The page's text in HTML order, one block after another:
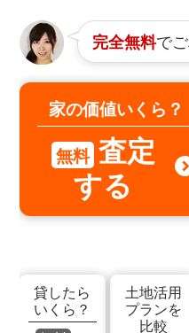
完全無料で
家の価値いくら？
無料 査定
する
貸したら
いくら？
土地活用
プランを
比較